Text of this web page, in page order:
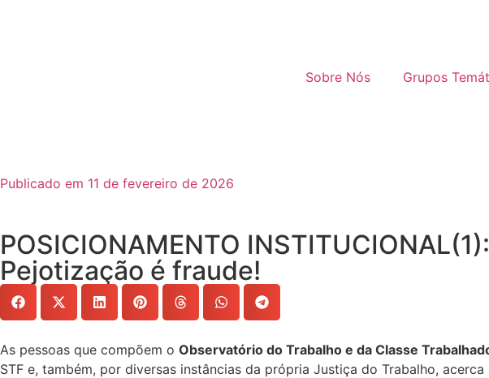
Sobre Nós Grupos
Publicado em 11 de fevereiro de 2026
POSICIONAMENTO
Pejotização é fraude!
As pessoas que compõem o Observatório do Trabalho e da Classe
STF e, também, por diversas instâncias da própria Justiça do Trabalho,